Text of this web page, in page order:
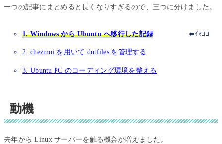
一つの記事にまとめると長くなりすぎるので、三つに分けました。
1. Windows から Ubuntu へ移行した記録 ⬅ｲﾏｺｺ
2. chezmoi を用いて dotfiles を管理する
3. Ubuntu PC のコーディング環境を整える
動機
去年から Linux サーバーを触る機会が増えました。